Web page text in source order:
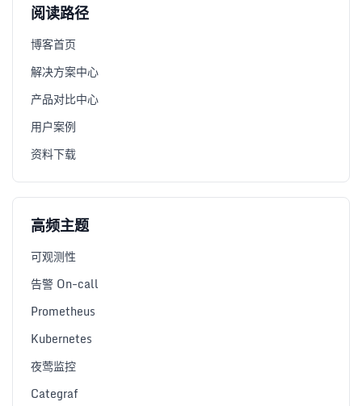
阅读路径
博客首页
解决方案中心
产品对比中心
用户案例
资料下载
高频主题
可观测性
告警 On-call
Prometheus
Kubernetes
夜莺监控
Categraf